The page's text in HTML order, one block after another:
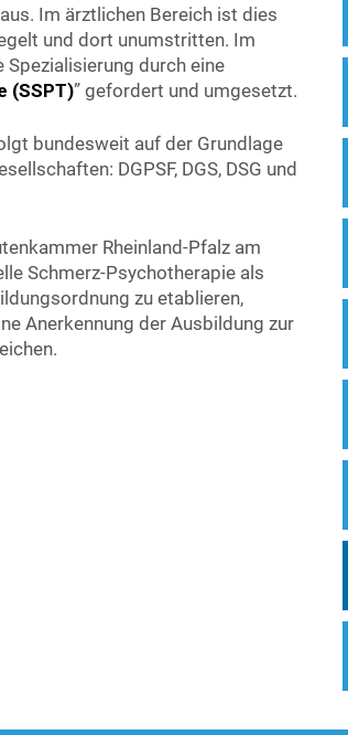
Im ärztlichen Bereich ist dies
und dort unumstritten. Im
durch eine
(SSPT)” gefordert und umgesetzt.
bundesweit auf der Grundlage
DGPSF, DGS, DSG und
Rheinland-Pfalz am
Schmerz-Psychotherapie als
zu etablieren,
Anerkennung der Ausbildung zur